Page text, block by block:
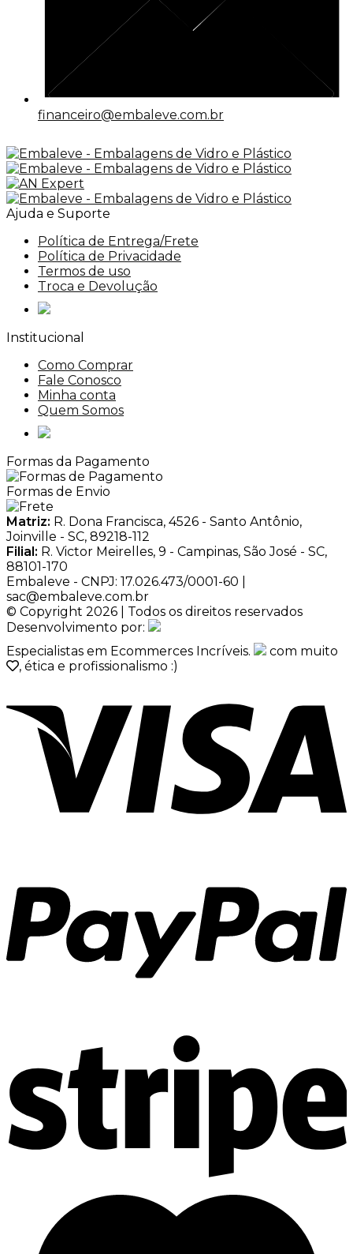
financeiro@embaleve.com.br
Ajuda e Suporte
Política de Entrega/Frete
Política de Privacidade
Termos de uso
Troca e Devolução
Institucional
Como Comprar
Fale Conosco
Minha conta
Quem Somos
Formas da Pagamento
Formas de Envio
Matriz: R. Dona Francisca, 4526 - Santo Antônio,
Joinville - SC, 89218-112
Filial: R. Victor Meirelles, 9 - Campinas, São José - SC,
88101-170
Embaleve - CNPJ: 17.026.473/0001-60 |
sac@embaleve.com.br
© Copyright 2026 | Todos os direitos reservados
Desenvolvimento por:
Especialistas em Ecommerces Incríveis.
com muito
, ética e profissionalismo :)